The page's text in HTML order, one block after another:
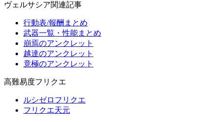
ヴェルサシア関連記事
行動表/報酬まとめ
武器一覧・性能まとめ
崩焉のアンクレット
越達のアンクレット
竟極のアンクレット
高難易度フリクエ
ルシゼロフリクエ
フリクエ天元